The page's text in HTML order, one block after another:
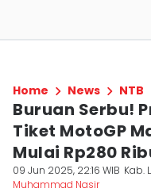
Home News NTB
Buruan Serbu!
Tiket MotoGP
Mulai Rp280
09 Jun 2025, 22:16 WIB Kab.
Muhammad Nasir